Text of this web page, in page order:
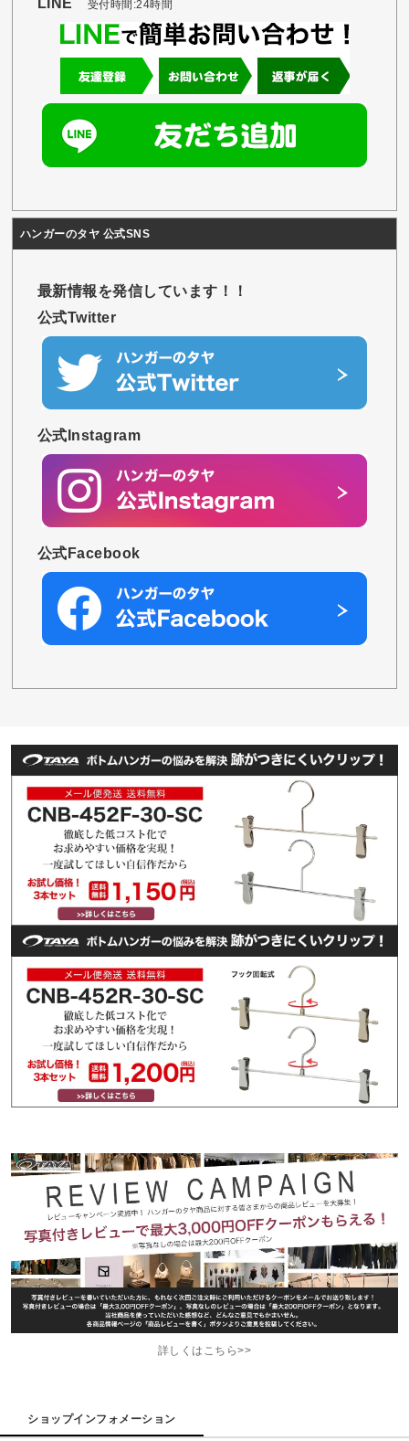
受付時間:24時間
ハンガーのタヤ 公式SNS
最新情報を発信しています！！
公式Twitter
公式Instagram
公式Facebook
詳しくはこちら>>
ショップインフォメーション